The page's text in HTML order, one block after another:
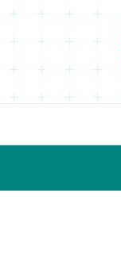
移動到内容區域